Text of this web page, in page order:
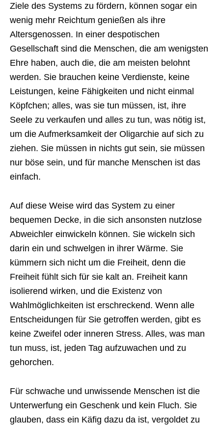
Ziele des Systems zu fördern, können sogar ein
wenig mehr Reichtum genießen als ihre
Altersgenossen. In einer despotischen
Gesellschaft sind die Menschen, die am wenigsten
Ehre haben, auch die, die am meisten belohnt
werden. Sie brauchen keine Verdienste, keine
Leistungen, keine Fähigkeiten und nicht einmal
Köpfchen; alles, was sie tun müssen, ist, ihre
Seele zu verkaufen und alles zu tun, was nötig ist,
um die Aufmerksamkeit der Oligarchie auf sich zu
ziehen. Sie müssen in nichts gut sein, sie müssen
nur böse sein, und für manche Menschen ist das
einfach.
Auf diese Weise wird das System zu einer
bequemen Decke, in die sich ansonsten nutzlose
Abweichler einwickeln können. Sie wickeln sich
darin ein und schwelgen in ihrer Wärme. Sie
kümmern sich nicht um die Freiheit, denn die
Freiheit fühlt sich für sie kalt an. Freiheit kann
isolierend wirken, und die Existenz von
Wahlmöglichkeiten ist erschreckend. Wenn alle
Entscheidungen für Sie getroffen werden, gibt es
keine Zweifel oder inneren Stress. Alles, was man
tun muss, ist, jeden Tag aufzuwachen und zu
gehorchen.
Für schwache und unwissende Menschen ist die
Unterwerfung ein Geschenk und kein Fluch. Sie
glauben, dass ein Käfig dazu da ist, vergoldet zu